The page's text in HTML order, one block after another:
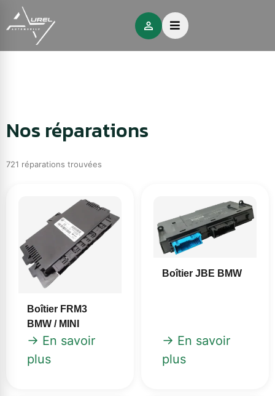
Nos réparations
721 réparations trouvées
Boîtier FRM3
BMW / MINI
→ En savoir
plus
Boîtier JBE BMW
→ En savoir
plus